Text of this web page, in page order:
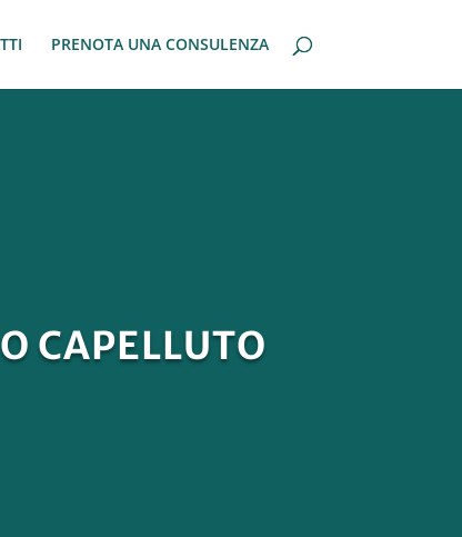
PRENOTA UNA CONSULENZA
CAPELLUTO